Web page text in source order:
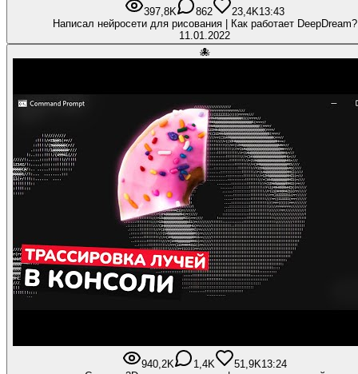
397,8K 862 23,4K13:43
Написал нейросети для рисования | Как работает DeepDream?
11.01.2022
🐙
940,2K 1,4K 51,9K13:24